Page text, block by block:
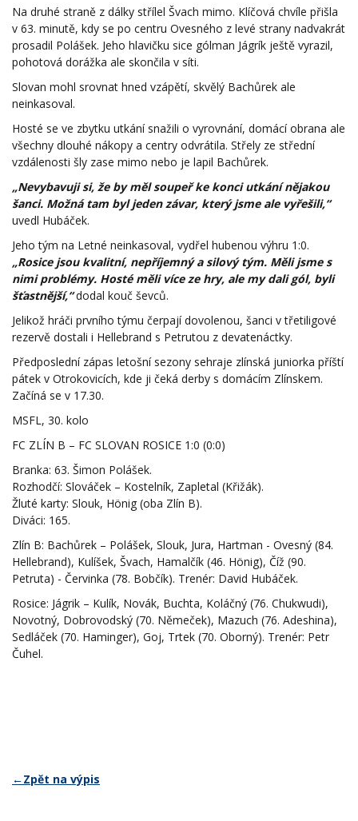
Na druhé straně z dálky střílel Švach mimo. Klíčová chvíle přišla
v 63. minutě, kdy se po centru Ovesného z levé strany nadvakrát
prosadil Polášek. Jeho hlavičku sice gólman Jágrík ještě vyrazil,
pohotová dorážka ale skončila v síti.
Slovan mohl srovnat hned vzápětí, skvělý Bachůrek ale
neinkasoval.
Hosté se ve zbytku utkání snažili o vyrovnání, domácí obrana ale
všechny dlouhé nákopy a centry odvrátila. Střely ze střední
vzdálenosti šly zase mimo nebo je lapil Bachůrek.
„Nevybavuji si, že by měl soupeř ke konci utkání nějakou
šanci. Možná tam byl jeden závar, který jsme ale vyřešili,“
uvedl Hubáček.
Jeho tým na Letné neinkasoval, vydřel hubenou výhru 1:0.
„Rosice jsou kvalitní, nepříjemný a silový tým. Měli jsme s
nimi problémy. Hosté měli více ze hry, ale my dali gól, byli
šťastnější,“dodal kouč ševců.
Jelikož hráči prvního týmu čerpají dovolenou, šanci v třetiligové
rezervě dostali i Hellebrand s Petrutou z devatenáctky.
Předposlední zápas letošní sezony sehraje zlínská juniorka příští
pátek v Otrokovicích, kde ji čeká derby s domácím Zlínskem.
Začíná se v 17.30.
MSFL, 30. kolo
FC ZLÍN B – FC SLOVAN ROSICE 1:0 (0:0)
Branka: 63. Šimon Polášek.
Rozhodčí: Slováček – Kostelník, Zapletal (Křižák).
Žluté karty: Slouk, Hönig (oba Zlín B).
Diváci: 165.
Zlín B: Bachůrek – Polášek, Slouk, Jura, Hartman - Ovesný (84.
Hellebrand), Kulíšek, Švach, Hamalčík (46. Hönig), Číž (90.
Petruta) - Červinka (78. Bobčík). Trenér: David Hubáček.
Rosice: Jágrik – Kulík, Novák, Buchta, Koláčný (76. Chukwudi),
Novotný, Dobrovodský (70. Němeček), Mazuch (76. Adeshina),
Sedláček (70. Haminger), Goj, Trtek (70. Oborný). Trenér: Petr
Čuhel.
←Zpět na výpis